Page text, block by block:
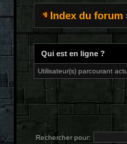
Index du forum
Qui est en ligne ?
Utilisateur(s) parcourant
Rechercher pour: